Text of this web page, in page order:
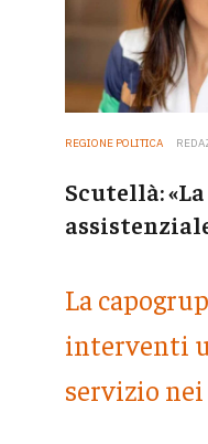
REGIONE POLITICA
Scutellà:
La
interventi
servizio